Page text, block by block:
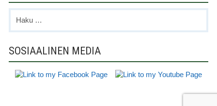
Haku:
SOSIAALINEN MEDIA